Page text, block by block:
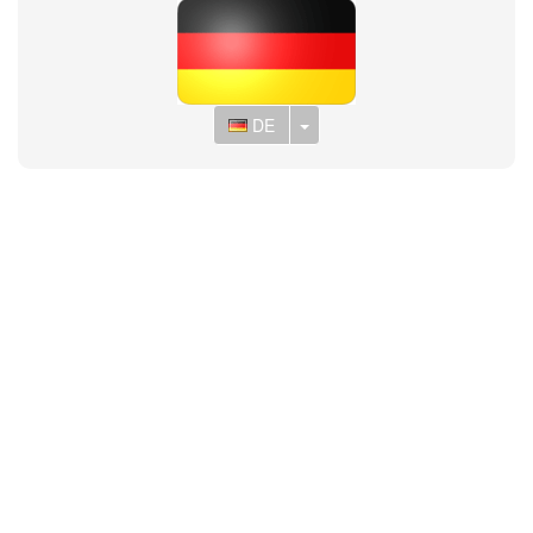
DE Toggle Dropdown